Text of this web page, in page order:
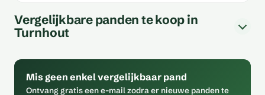
Vergelijkbare panden te koop in
Turnhout
Mis geen enkel vergelijkbaar pand
Ontvang gratis een e-mail zodra er nieuwe panden te